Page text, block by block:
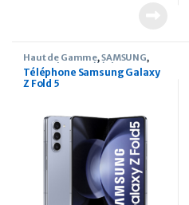
Haut de Gamme,SAMSUNG,
Smartphone, Téléphone
Téléphone Samsung Galaxy
Z Fold 5